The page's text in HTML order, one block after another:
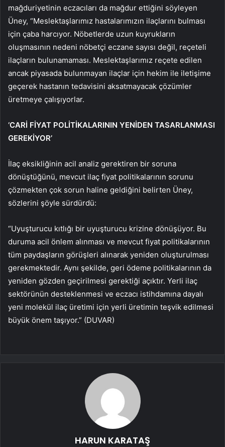
mağduriyetinin eczacıları da mağdur ettiğini söyleyen
Üney, “Meslektaşlarımız hastalarımızın ilaçlarını bulması
için çaba harcıyor. Nöbetlerde uzun kuyrukların
oluşmasının nedeni nöbetçi eczane sayısı değil, reçeteli
ilaçların bulunamaması. Meslektaşlarımız reçete edilen
ancak piyasada bulunmayan ilaçlar için hekim ile iletişime
geçerek hastanın tedavisini aksatmayacak çözümler
üretmeye çalışıyorlar.
‘CARİ FİYAT POLİTİKALARININ YENİDEN TASARLANMASI
GEREKİYOR’
İlaç eksikliğinin acil analiz gerektiren bir soruna
dönüştüğünü, mevcut ilaç fiyat politikalarının sorunu
çözmekten çok sorun haline geldiğini belirten Üney,
sözlerini şöyle sürdürdü:
“Uyuşturucu kıtlığı bir uyuşturucu krizine dönüşüyor. Bu
duruma acil önlem alınması ve mevcut fiyat politikalarının
tüm paydaşların görüşleri alınarak yeniden oluşturulması
gerekmektedir. Aynı şekilde, geri ödeme politikalarının da
yeniden gözden geçirilmesi gerektiği açıktır. Yerli ilaç
sektörünün desteklenmesi ve eczacı istihdamına dayalı
yeni molekül ilaç üretimi için yerli üretimin teşvik edilmesi
büyük önem taşıyor.” (DUVAR)
HARUN KARATAŞ